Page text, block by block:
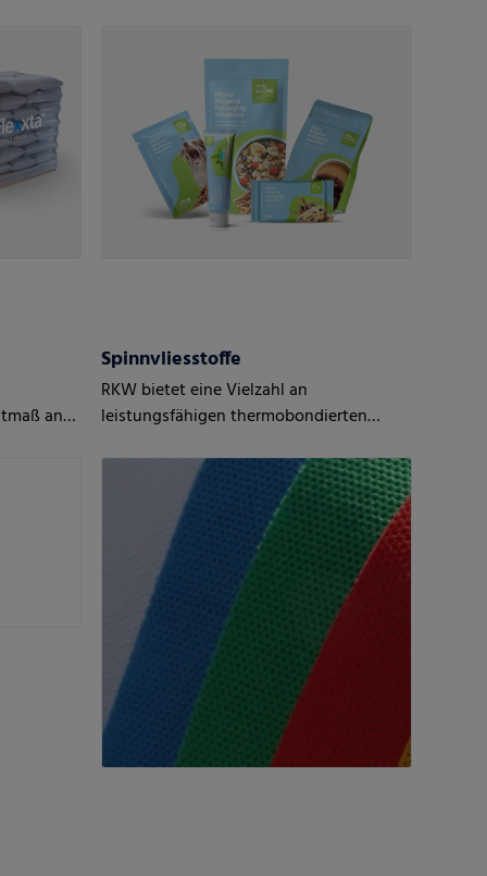
an
Spinnvliesstoffe
RKW bietet eine Vielzahl an
leistungsfähigen thermobondierten